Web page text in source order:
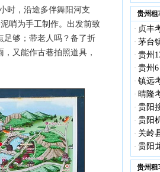
时，沿途多伴舞阳河支
哨为手工制作。出发前致
足够；带老人吗？备了折
又能作古巷拍照道具，
贵州
· 贞丰
· 茅台
· 贵州
· 贵州
· 镇远
· 晴隆
· 贵阳
· 贵阳
· 关岭
· 贵阳
贵州